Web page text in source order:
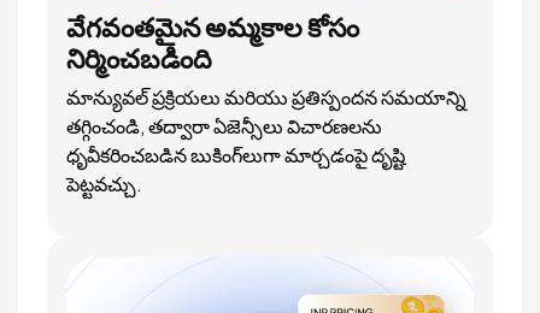
వేగవంతమైన అమ్మకాల కోసం
నిర్మించబడింది
మాన్యువల్ ప్రక్రియలు మరియు ప్రతిస్పందన సమయాన్ని
తగ్గించండి, తద్వారా ఏజెన్సీలు విచారణలను
ధృవీకరించబడిన బుకింగ్‌లుగా మార్చడంపై దృష్టి
పెట్టవచ్చు.